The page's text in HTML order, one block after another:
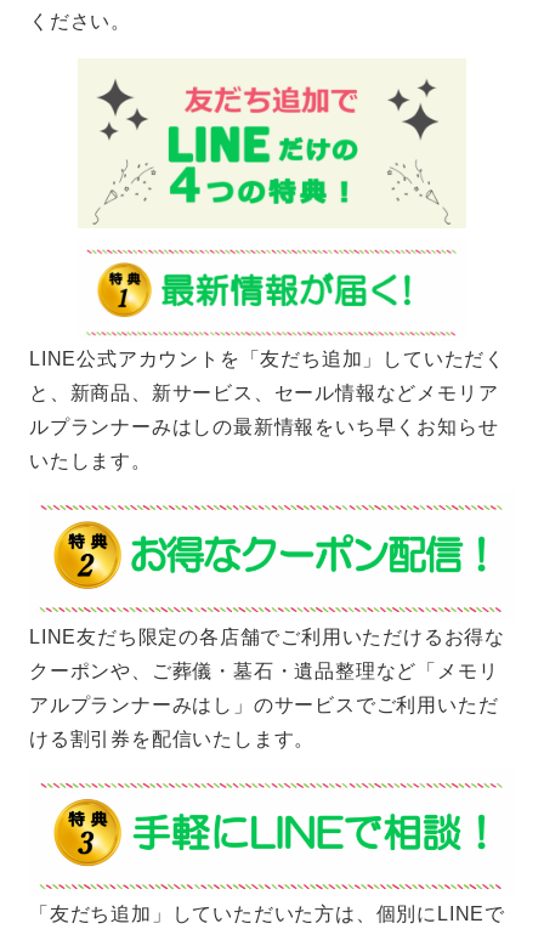
ください。
LINE公式アカウントを「友だち追加」していただく
と、新商品、新サービス、セール情報などメモリア
ルプランナーみはしの最新情報をいち早くお知らせ
いたします。
LINE友だち限定の各店舗でご利用いただけるお得な
クーポンや、ご葬儀・墓石・遺品整理など「メモリ
アルプランナーみはし」のサービスでご利用いただ
ける割引券を配信いたします。
「友だち追加」していただいた方は、個別にLINEで